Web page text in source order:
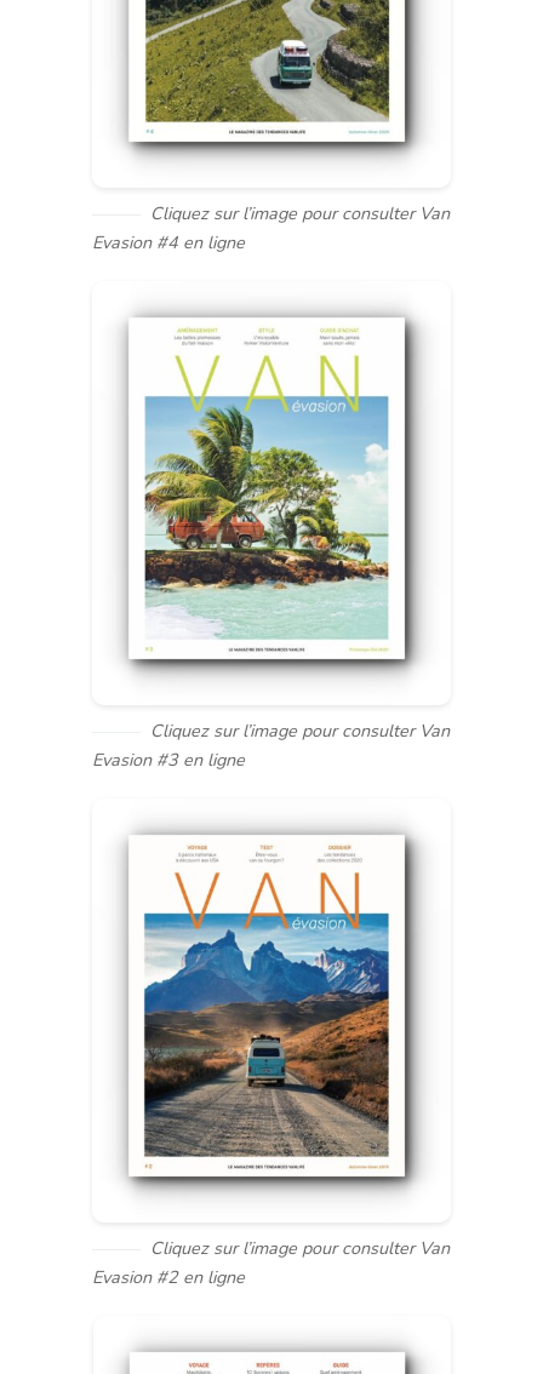
Cliquez sur l’image pour consulter Van
Evasion #4 en ligne
Cliquez sur l’image pour consulter Van
Evasion #3 en ligne
Cliquez sur l’image pour consulter Van
Evasion #2 en ligne